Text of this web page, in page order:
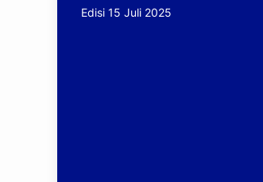
Edisi 15 Juli 2025